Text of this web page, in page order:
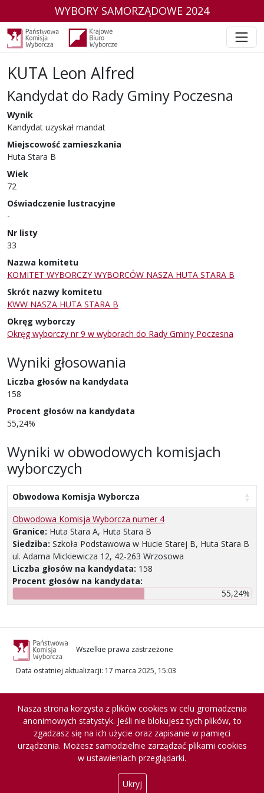
WYBORY SAMORZĄDOWE 2024
KUTA Leon Alfred
Kandydat do Rady Gminy Poczesna
w wyborach samorządowych w 2024 r.
Wynik
Kandydat uzyskał mandat
Miejscowość zamieszkania
Huta Stara B
Wiek
72
Oświadczenie lustracyjne
-
Nr listy
33
Nazwa komitetu
KOMITET WYBORCZY WYBORCÓW NASZA HUTA STARA B
Skrót nazwy komitetu
KWW NASZA HUTA STARA B
Okręg wyborczy
Okręg wyborczy nr 9 w wyborach do Rady Gminy Poczesna
Wyniki głosowania
Liczba głosów na kandydata
158
Procent głosów na kandydata
55,24%
Wyniki w obwodowych komisjach
wyborczych
Obwodowa Komisja Wyborcza
Obwodowa Komisja Wyborcza numer 4
Granice: Huta Stara A, Huta Stara B
Siedziba: Szkoła Podstawowa w Hucie Starej B, Huta Stara B
ul. Adama Mickiewicza 12, 42-263 Wrzosowa
Liczba głosów na kandydata: 158
Procent głosów na kandydata:
55,24%
Wszelkie prawa zastrzeżone
Data ostatniej aktualizacji: 17 marca 2025, 15:03
Nasza strona korzysta z plików cookies w celu gromadzenia
anonimowych statystyk. Jeśli nie blokujesz tych plików, to
zgadzasz się na ich użycie oraz zapisanie w pamięci
urządzenia. Możesz samodzielnie zarządzać plikami cookies
w ustawieniach przeglądarki.
Ukryj